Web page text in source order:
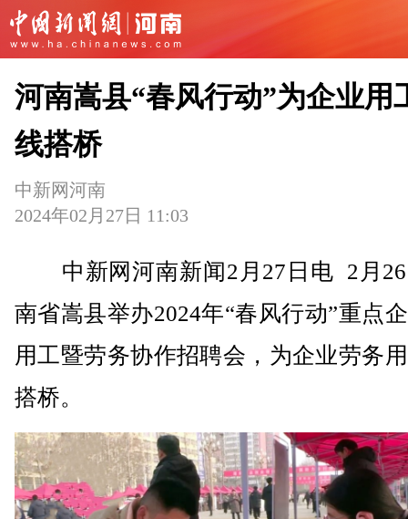
河南嵩县“春风行动”为企业用
线搭桥
中新网河南
2024年02月27日 11:03
中新网河南新闻2月27日电 2月26
南省嵩县举办2024年“春风行动”重点
用工暨劳务协作招聘会，为企业劳务
搭桥。